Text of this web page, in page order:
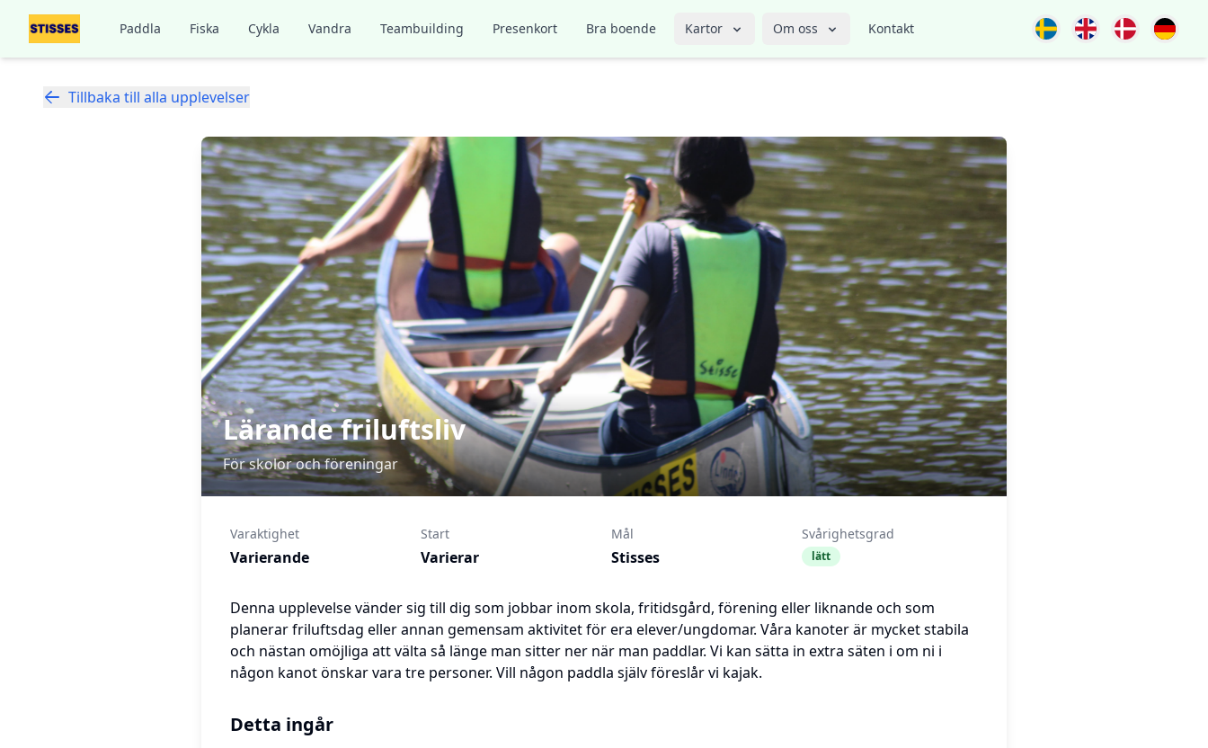
Paddla Fiska Cykla Vandra Teambuilding Presenkort Bra boende Kartor Om oss Kontakt
Tillbaka till alla upplevelser
Lärande friluftsliv
För skolor och föreningar
Varaktighet
Varierande
Start
Varierar
Mål
Stisses
Svårighetsgrad
lätt
Denna upplevelse vänder sig till dig som jobbar inom skola, fritidsgård, förening eller liknande och som
planerar friluftsdag eller annan gemensam aktivitet för era elever/ungdomar. Våra kanoter är mycket stabila
och nästan omöjliga att välta så länge man sitter ner när man paddlar. Vi kan sätta in extra säten i om ni i
någon kanot önskar vara tre personer. Vill någon paddla själv föreslår vi kajak.
Detta ingår